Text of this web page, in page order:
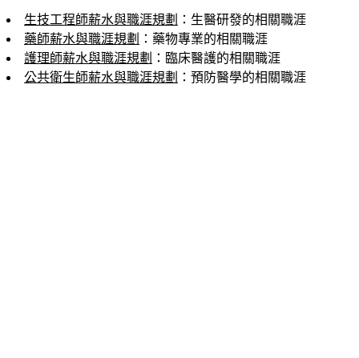
生技工程師薪水與職涯規劃 ：生醫研發的相關職涯
藥師薪水與職涯規劃 ：藥物專業的相關職涯
護理師薪水與職涯規劃 ：臨床醫護的相關職涯
公共衛生師薪水與職涯規劃 ：預防醫學的相關職涯